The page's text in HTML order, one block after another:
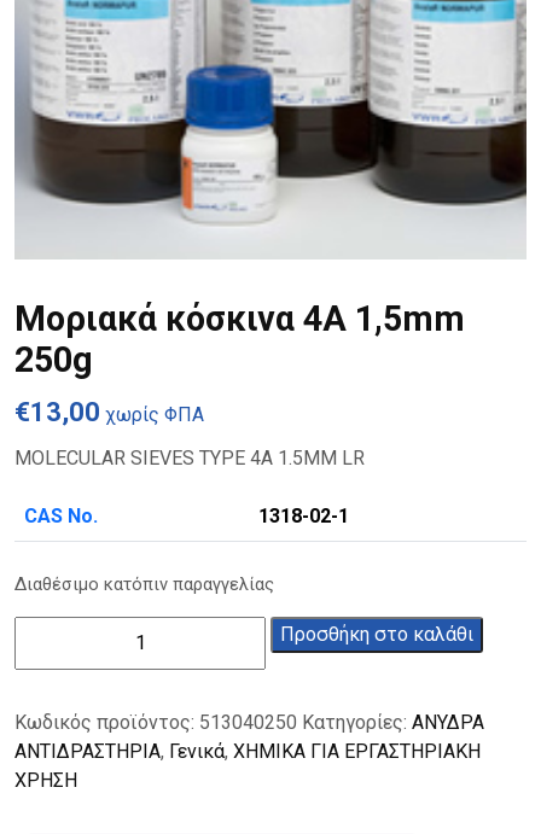
Μοριακά κόσκινα 4Α 1,5mm
250g
€13,00 χωρίς ΦΠΑ
MOLECULAR SIEVES TYPE 4A 1.5MM LR
CAS No. 1318-02-1
Διαθέσιμο κατόπιν παραγγελίας
1,5mm
250g
ποσότητα
Προσθήκη στο καλάθι
Κωδικός προϊόντος: 513040250 Κατηγορίες: ΑΝΥΔΡΑ
ΑΝΤΙΔΡΑΣΤΗΡΙΑ, Γενικά, ΧΗΜΙΚΑ ΓΙΑ ΕΡΓΑΣΤΗΡΙΑΚΗ
ΧΡΗΣΗ